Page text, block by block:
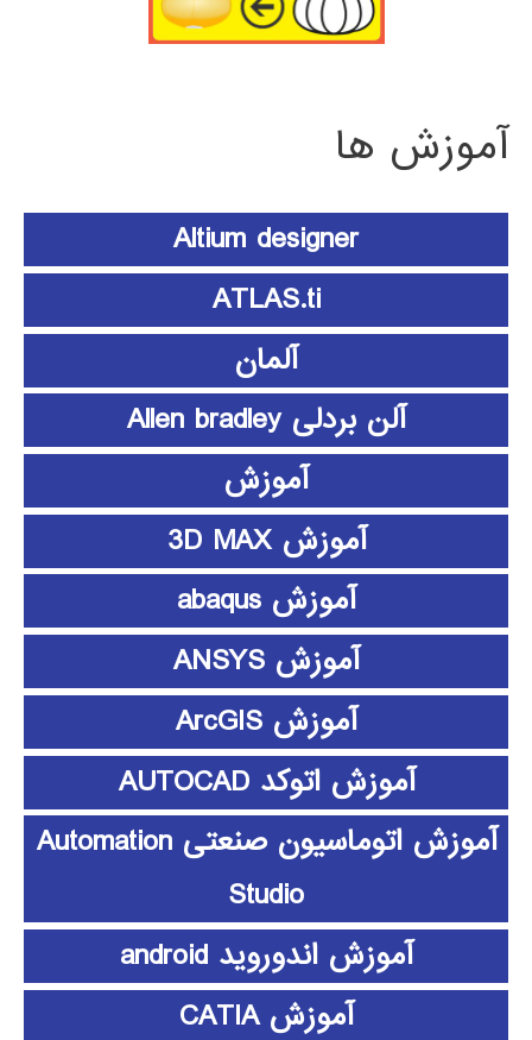
آموزش ها
Altium designer
ATLAS.ti
آلمان
آلن بردلی Allen bradley
آموزش
آموزش 3D MAX
آموزش abaqus
آموزش ANSYS
آموزش ArcGIS
آموزش اتوکد AUTOCAD
آموزش اتوماسیون صنعتی Automation
Studio
آموزش اندوروید android
آموزش CATIA